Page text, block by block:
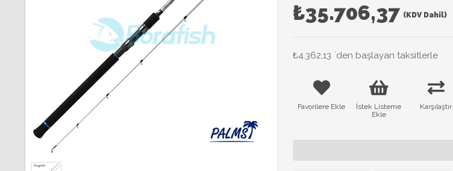
₺35.706,37 (KDV Dahil)
₺4.362,13 `den başlayan taksitlerle
Favorilere Ekle
İstek Listeme
Ekle
Karşılaştır